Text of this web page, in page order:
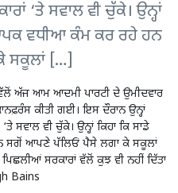
‘ਤੇ ਸਵਾਲ ਵੀ ਚੁੱਕੇ। ਉਨ੍ਹਾਂ
ਵਧੀਆ ਕੰਮ ਕਰ ਰਹੇ ਹਨ
[…]
ਅੱਜ ਆਮ ਆਦਮੀ ਪਾਰਟੀ ਦੇ ਉਮੀਦਵਾਰ
ਕੀਤੀ ਗਈ। ਇਸ ਦੌਰਾਨ ਉਨ੍ਹਾਂ
ਸਵਾਲ ਵੀ ਚੁੱਕੇ। ਉਨ੍ਹਾਂ ਕਿਹਾ ਕਿ ਸਾਡੇ
ਸਗੋਂ ਆਪਣੇ ਪੱਲਿਓਂ ਪੈਸੇ ਲਗਾ ਕੇ ਸਕੂਲਾਂ
ਸਰਕਾਰਾਂ ਵੱਲੋਂ ਕੁਝ ਵੀ ਨਹੀਂ ਦਿੱਤਾ
Bains